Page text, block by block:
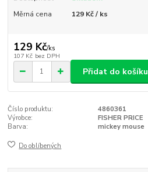
Měrná cena
129 Kč / ks
129 Kč/ks
107 Kč bez DPH
Přidat do košíku
Číslo produktu:
4860361
Výrobce:
FISHER PRICE
Barva:
mickey mouse
Do oblíbených